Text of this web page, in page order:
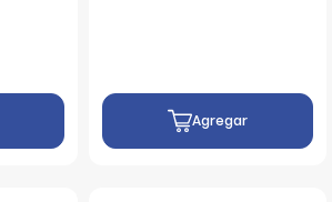
Agregar